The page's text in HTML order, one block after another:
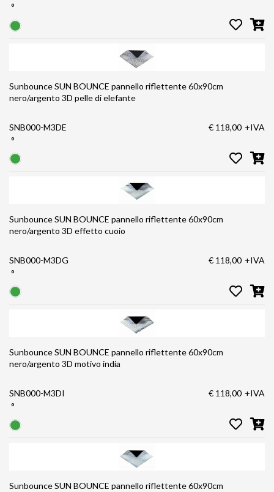
°
Sunbounce SUN BOUNCE pannello riflettente 60x90cm
nero/argento 3D pelle di elefante
SNB000-M3DE
°
€ 118,00 +IVA
Sunbounce SUN BOUNCE pannello riflettente 60x90cm
nero/argento 3D effetto cuoio
SNB000-M3DG
°
€ 118,00 +IVA
Sunbounce SUN BOUNCE pannello riflettente 60x90cm
nero/argento 3D motivo india
SNB000-M3DI
°
€ 118,00 +IVA
Sunbounce SUN BOUNCE pannello riflettente 60x90cm